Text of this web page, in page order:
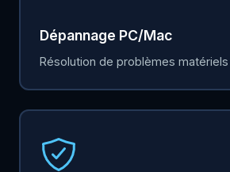
Dépannage PC/Mac
Résolution de problèmes